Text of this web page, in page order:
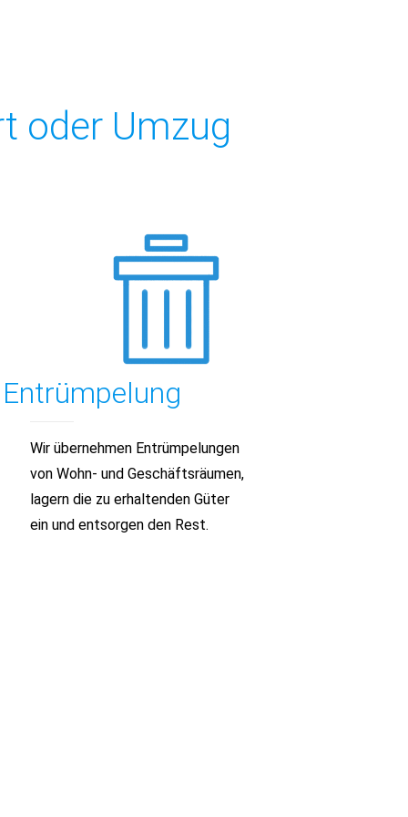
oder Umzug
Entrümpelung
Wir übernehmen Entrümpelungen
von Wohn- und Geschäftsräumen,
lagern die zu erhaltenden Güter
ein und entsorgen den Rest.